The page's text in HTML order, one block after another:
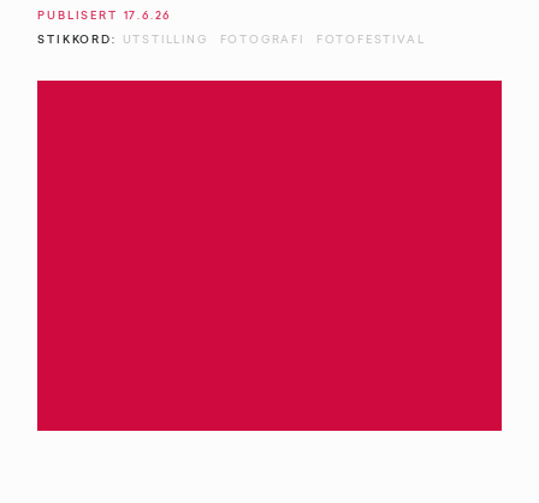
PUBLISERT 17.6.26
STIKKORD: UTSTILLING FOTOGRAFI FOTOFESTIVAL